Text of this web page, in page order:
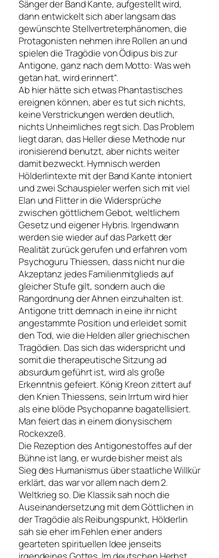
Sänger der Band Kante, aufgestellt wird,
dann entwickelt sich aber langsam das
gewünschte Stellvertreterphänomen, die
Protagonisten nehmen ihre Rollen an und
spielen die Tragödie von Ödipus bis zur
Antigone, ganz nach dem Motto: Was weh
getan hat, wird erinnert“.
Ab hier hätte sich etwas Phantastisches
ereignen können, aber es tut sich nichts,
keine Verstrickungen werden deutlich,
nichts Unheimliches regt sich. Das Problem
liegt daran, das Heller diese Methode nur
ironisierend benutzt, aber nichts weiter
damit bezweckt. Hymnisch werden
Hölderlintexte mit der Band Kante intoniert
und zwei Schauspieler werfen sich mit viel
Elan und Flitter in die Widersprüche
zwischen göttlichem Gebot, weltlichem
Gesetz und eigener Hybris. Irgendwann
werden sie wieder auf das Parkett der
Realität zurück gerufen und erfahren vom
Psychoguru Thiessen, dass nicht nur die
Akzeptanz jedes Familienmitglieds auf
gleicher Stufe gilt, sondern auch die
Rangordnung der Ahnen einzuhalten ist.
Antigone tritt demnach in eine ihr nicht
angestammte Position und erleidet somit
den Tod, wie die Helden aller griechischen
Tragödien. Das sich das widerspricht und
somit die therapeutische Sitzung ad
absurdum geführt ist, wird als große
Erkenntnis gefeiert. König Kreon zittert auf
den Knien Thiessens, sein Irrtum wird hier
als eine blöde Psychopanne bagatellisiert.
Man feiert das in einem dionysischem
Rockexzeß.
Die Rezeption des Antigonestoffes auf der
Bühne ist lang, er wurde bisher meist als
Sieg des Humanismus über staatliche Willkür
erklärt, das war vor allem nach dem 2.
Weltkrieg so. Die Klassik sah noch die
Auseinandersetzung mit dem Göttlichen in
der Tragödie als Reibungspunkt, Hölderlin
sah sie eher im Fehlen einer anders
gearteten spirituellen Idee jenseits